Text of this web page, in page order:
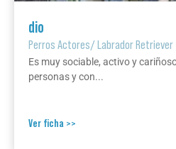
dio
Perros Actores/Labrador Retriever
Es muy sociable, activo y
personas y con...
Ver ficha >>